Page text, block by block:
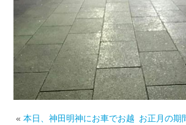
«本日、神田明神にお車でお越 お正月の期